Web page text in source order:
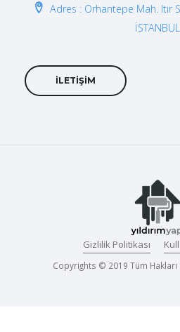
Adres : Orhantepe Mah. Itır
İSTANBUL
İLETİŞİM
Copyrights © 2019 Tüm Hakları
Gizlilik Politikası